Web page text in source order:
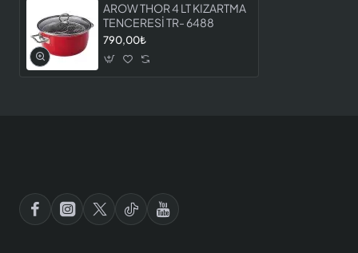
AROW THOR 4 LT KIZARTMA
TENCERESİ TR- 6488
790,00₺